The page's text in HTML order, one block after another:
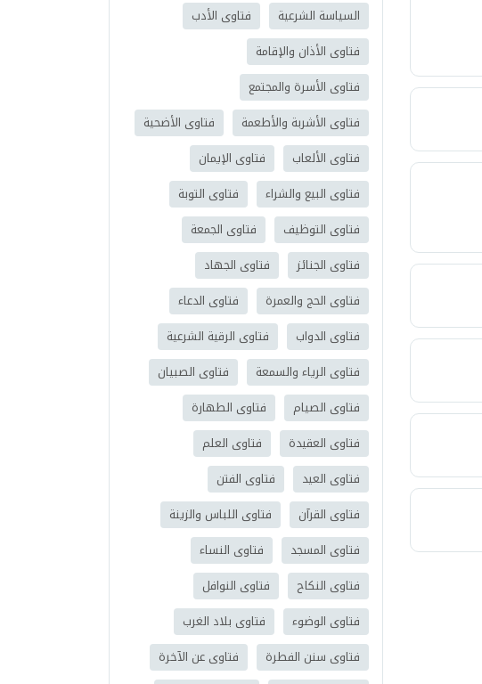
السياسة الشرعية
فتاوى الأدب
فتاوى الأذان والإقامة
فتاوى الأسرة والمجتمع
فتاوى الأشربة والأطعمة
فتاوى الأضحية
فتاوى الألعاب
فتاوى الإيمان
فتاوى البيع والشراء
فتاوى التوبة
فتاوى التوظيف
فتاوى الجمعة
فتاوى الجنائز
فتاوى الجهاد
فتاوى الحج والعمرة
فتاوى الدعاء
فتاوى الدواب
فتاوى الرقية الشرعية
فتاوى الرياء والسمعة
فتاوى الصبيان
فتاوى الصيام
فتاوى الطهارة
فتاوى العقيدة
فتاوى العلم
فتاوى العيد
فتاوى الفتن
فتاوى القرآن
فتاوى اللباس والزينة
فتاوى المسجد
فتاوى النساء
فتاوى النكاح
فتاوى النوافل
فتاوى الوضوء
فتاوى بلاد الغرب
فتاوى سنن الفطرة
فتاوى عن الآخرة